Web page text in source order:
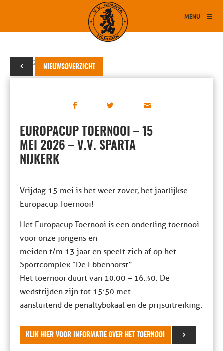
MENU
NIEUWSOVERZICHT
11 mei 2026
EUROPACUP TOERNOOI – 15
MEI 2026 – V.V. SPARTA
NIJKERK
Vrijdag 15 mei is het weer zover, het jaarlijkse
Europacup Toernooi!
Het Europacup Toernooi is een onderling toernooi
voor onze jongens en
meiden t/m 13 jaar en speelt zich af op het
Sportcomplex “De Ebbenhorst”.
Het toernooi duurt van 10:00 – 16:30. De
wedstrijden zijn tot 15:50 met
aansluitend de penaltybokaal en de prijsuitreiking.
KLIK HIER VOOR INFORMATIE OVER HET TOERNOOI